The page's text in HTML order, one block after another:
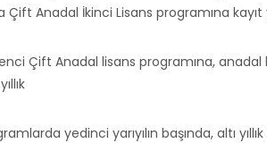
Çift Anadal İkinci Lisans programına kayıt
Çift Anadal lisans programına, anadal
yedinci yarıyılın başında, altı